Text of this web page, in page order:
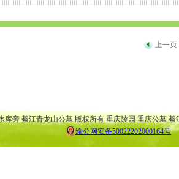
上一页
旁 綦江青龙山公墓 版权所有 重庆陵园 重庆公墓 綦
渝公网安备50022202000164号